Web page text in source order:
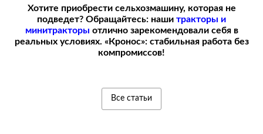
Хотите приобрести сельхозмашину, которая не
подведет? Обращайтесь: наши тракторы и
минитракторы отлично зарекомендовали себя в
реальных условиях. «Кронос»: стабильная работа без
компромиссов!
Все статьи